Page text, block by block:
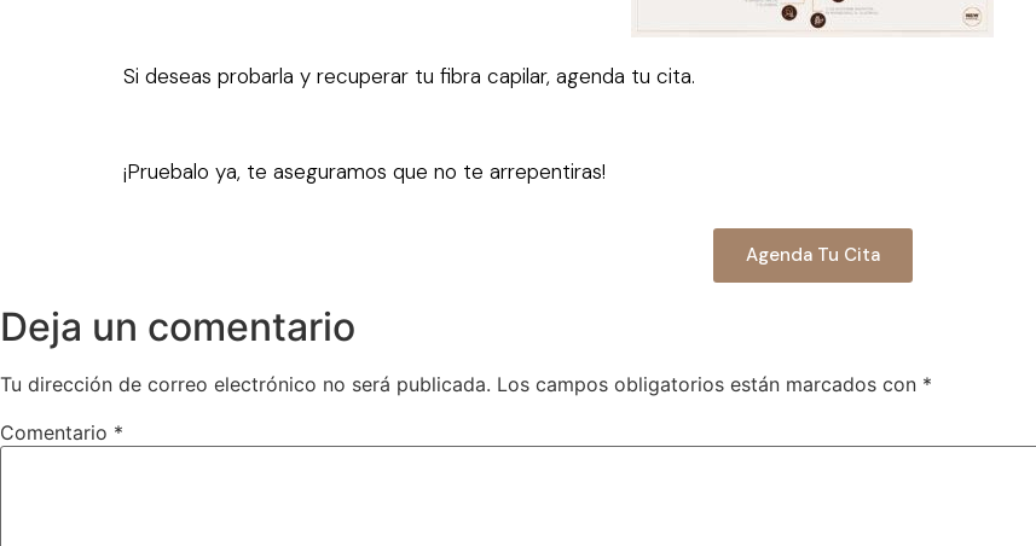
Si deseas probarla y recuperar tu fibra capilar, agenda tu cita.
¡Pruebalo ya, te aseguramos que no te arrepentiras!
Agenda Tu Cita
Deja un comentario
Tu dirección de correo electrónico no será publicada. Los campos obligatorios están marcados con *
Comentario *